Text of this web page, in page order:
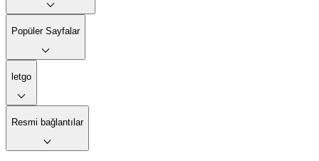
Popüler Sayfalar
letgo
Resmi bağlantılar